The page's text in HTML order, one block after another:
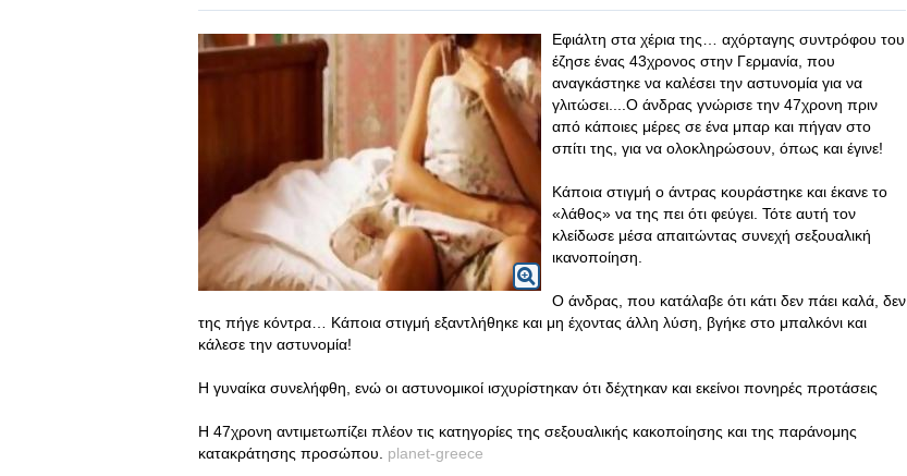
Εφιάλτη στα χέρια της… αχόρταγης συντρόφου του
έζησε ένας 43χρονος στην Γερμανία, που
αναγκάστηκε να καλέσει την αστυνομία για να
γλιτώσει....Ο άνδρας γνώρισε την 47χρονη πριν
από κάποιες μέρες σε ένα μπαρ και πήγαν στο
σπίτι της, για να ολοκληρώσουν, όπως και έγινε!
Κάποια στιγμή ο άντρας κουράστηκε και έκανε το
«λάθος» να της πει ότι φεύγει. Τότε αυτή τον
κλείδωσε μέσα απαιτώντας συνεχή σεξουαλική
ικανοποίηση.
Ο άνδρας, που κατάλαβε ότι κάτι δεν πάει καλά, δεν
της πήγε κόντρα… Κάποια στιγμή εξαντλήθηκε και μη έχοντας άλλη λύση, βγήκε στο μπαλκόνι και
κάλεσε την αστυνομία!
Η γυναίκα συνελήφθη, ενώ οι αστυνομικοί ισχυρίστηκαν ότι δέχτηκαν και εκείνοι πονηρές προτάσεις
Η 47χρονη αντιμετωπίζει πλέον τις κατηγορίες της σεξουαλικής κακοποίησης και της παράνομης
κατακράτησης προσώπου. planet-greece